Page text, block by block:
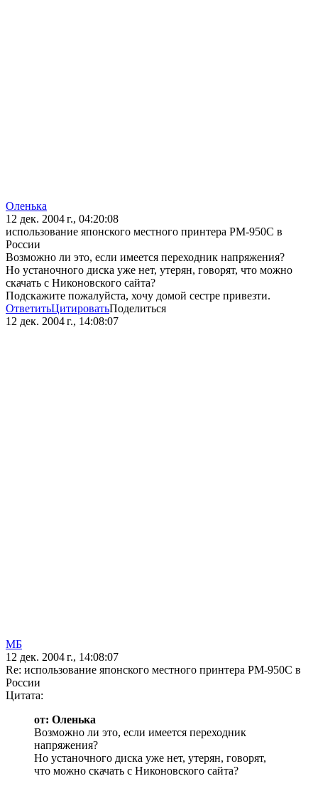
Оленька
12 дек. 2004 г., 04:20:08
использование японского местного принтера PM-950C в
России
Возможно ли это, если имеется переходник напряжения?
Но устаночного диска уже нет, утерян, говорят, что можно
скачать с Никоновского сайта?
Подскажите пожалуйста, хочу домой сестре привезти.
ОтветитьЦитироватьПоделиться
12 дек. 2004 г., 14:08:07
МБ
12 дек. 2004 г., 14:08:07
Re: использование японского местного принтера PM-950C в
России
Цитата:
от: Оленька
Возможно ли это, если имеется переходник
напряжения?
Но устаночного диска уже нет, утерян, говорят,
что можно скачать с Никоновского сайта?